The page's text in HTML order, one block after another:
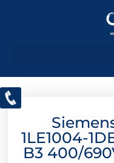
1LE1004-
B3 400/